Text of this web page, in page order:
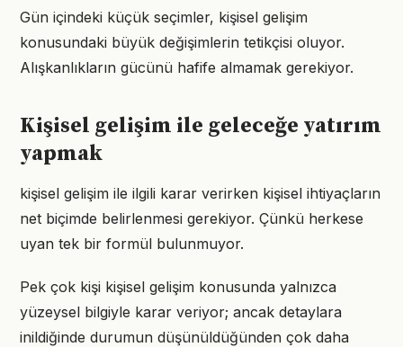
Gün içindeki küçük seçimler, kişisel gelişim
konusundaki büyük değişimlerin tetikçisi oluyor.
Alışkanlıkların gücünü hafife almamak gerekiyor.
Kişisel gelişim ile geleceğe yatırım
yapmak
kişisel gelişim ile ilgili karar verirken kişisel ihtiyaçların
net biçimde belirlenmesi gerekiyor. Çünkü herkese
uyan tek bir formül bulunmuyor.
Pek çok kişi kişisel gelişim konusunda yalnızca
yüzeysel bilgiyle karar veriyor; ancak detaylara
inildiğinde durumun düşünüldüğünden çok daha